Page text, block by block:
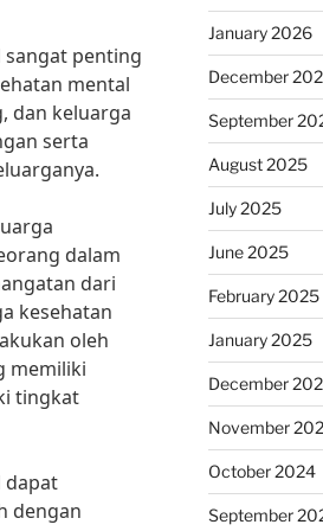
penting
mental
dan keluarga
serta
dalam
dari
kesehatan
oleh
memiliki
tingkat
dapat
dengan
January 2026
December
September
August 2025
July 2025
June 2025
February 2025
January 2025
December
November
October 2024
September